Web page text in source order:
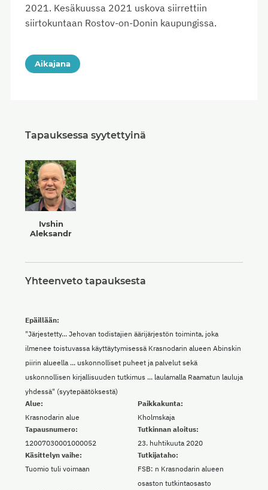
2021. Kesäkuussa 2021 uskova siirrettiin
siirtokuntaan Rostov-on-Donin kaupungissa.
Aikajana
Tapauksessa syytettyinä
Ivshin
Aleksandr
Yhteenveto tapauksesta
Alue:
Krasnodarin alue
Paikkakunta:
Kholmskaja
Epäillään:
"Järjestetty... Jehovan todistajien äärijärjestön toiminta, joka
ilmenee toistuvassa käyttäytymisessä Krasnodarin alueen Abinskin
piirin alueella ... uskonnolliset puheet ja palvelut sekä
uskonnollisen kirjallisuuden tutkimus ... laulamalla Raamatun lauluja
yhdessä" (syytepäätöksestä)
Tapausnumero:
12007030001000052
Tutkinnan aloitus:
23. huhtikuuta 2020
Käsittelyn vaihe:
Tuomio tuli voimaan
Tutkijataho:
FSB: n Krasnodarin alueen
osaston tutkintaosasto